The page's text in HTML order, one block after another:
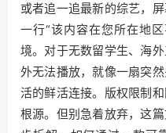
或者追一追最新的综艺，
一行“该内容在您所在地
境。对于无数留学生、海
外无法播放，就像一扇突
活的鲜活连接。版权限制
根源。但别急着放弃，这